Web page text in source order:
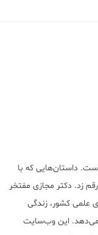
داستان‌هایی که با
زد. دکتر مجازی مفتخر
علمی کشور، زندگی
می‌دهد. این وب‌سایت